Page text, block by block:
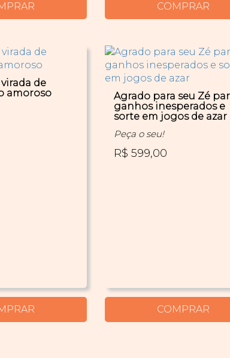
COMPRAR
de
amoroso
Agrado para seu Zé
ganhos inesperados e
sorte em jogos de azar
Peça o seu!
R$ 599,00
COMPRAR